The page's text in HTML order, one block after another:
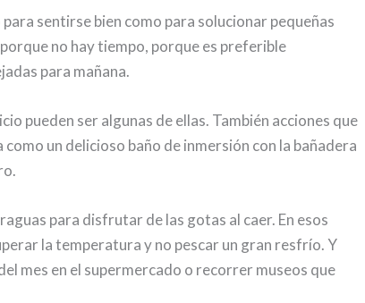
sentirse bien como para solucionar pequeñas
no hay tiempo, porque es preferible
para mañana.
pueden ser algunas de ellas. También acciones que
un delicioso baño de inmersión con la bañadera
para disfrutar de las gotas al caer. En esos
la temperatura y no pescar un gran resfrío. Y
mes en el supermercado o recorrer museos que